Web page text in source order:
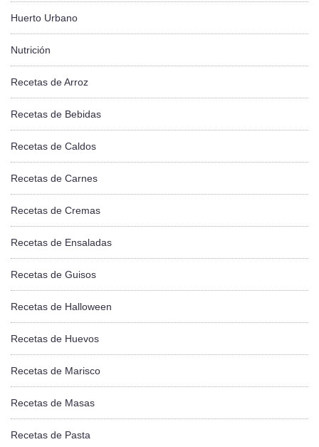
Huerto Urbano
Nutrición
Recetas de Arroz
Recetas de Bebidas
Recetas de Caldos
Recetas de Carnes
Recetas de Cremas
Recetas de Ensaladas
Recetas de Guisos
Recetas de Halloween
Recetas de Huevos
Recetas de Marisco
Recetas de Masas
Recetas de Pasta